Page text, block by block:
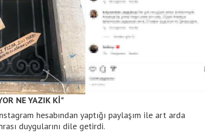
NE YAZIK Kİ"
hesabından yaptığı paylaşım ile art arda
duygularını dile getirdi.